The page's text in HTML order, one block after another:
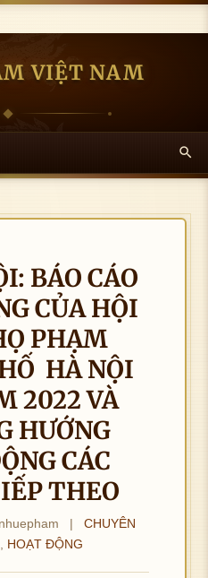
VIỆT NAM
BÁO CÁO
CỦA HỘI
PHẠM
HÀ NỘI
2022 VÀ
HƯỚNG
CÁC
THEO
nhuepham |
CHUYÊN
HOẠT ĐỘNG